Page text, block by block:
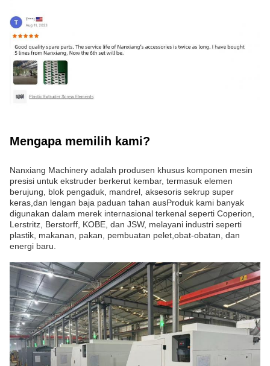
Mengapa memilih kami?
Nanxiang Machinery adalah produsen khusus komponen mesin
presisi untuk ekstruder berkerut kembar, termasuk elemen
berujung, blok pengaduk, mandrel, aksesoris sekrup super
keras,dan lengan baja paduan tahan ausProduk kami banyak
digunakan dalam merek internasional terkenal seperti Coperion,
Lerstritz, Berstorff, KOBE, dan JSW, melayani industri seperti
plastik, makanan, pakan, pembuatan pelet,obat-obatan, dan
energi baru.